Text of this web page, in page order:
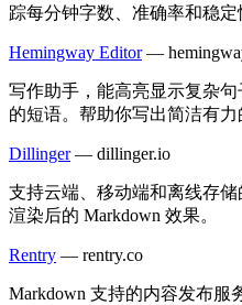
踪每分钟字数、准确率和稳定
Hemingway Editor —
写作助手，能高亮显示复杂
的短语。帮助你写出简洁有力
Dillinger — dillinger.io
支持云端、移动端和离线存
渲染后的 Markdown 效果。
Rentry — rentry.co
Markdown 支持的内容发布服